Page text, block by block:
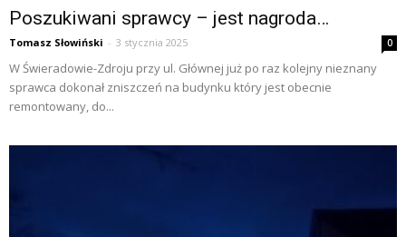
Poszukiwani sprawcy – jest nagroda…
Tomasz Słowiński - 3 stycznia 2025 0
W Świeradowie-Zdroju przy ul. Głównej już po raz kolejny nieznany
sprawca dokonał zniszczeń na budynku który jest obecnie
remontowany, do...